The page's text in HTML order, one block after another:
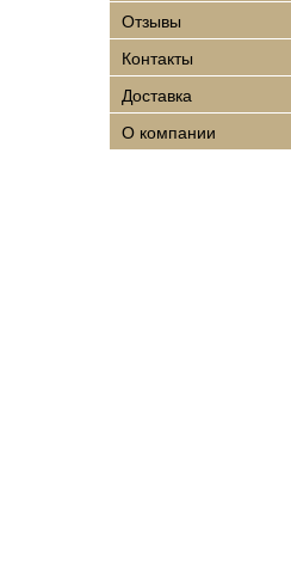
Отзывы
Контакты
Доставка
О компании